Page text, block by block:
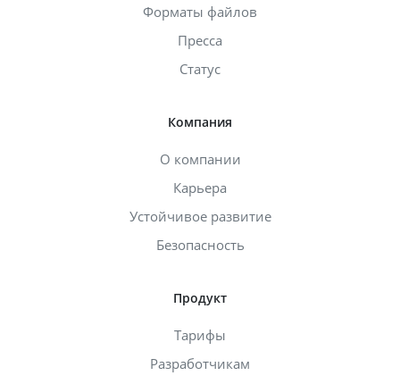
Форматы файлов
Пресса
Статус
Компания
О компании
Карьера
Устойчивое развитие
Безопасность
Продукт
Тарифы
Разработчикам